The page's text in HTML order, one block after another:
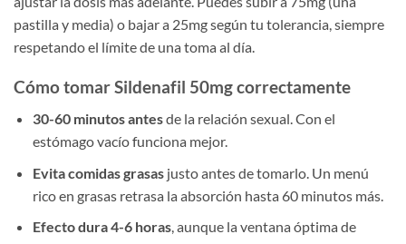
pastilla y media) o bajar a 25mg según tu tolerancia, siempre
respetando el límite de una toma al día.
Cómo tomar Sildenafil 50mg correctamente
30-60 minutos antesde la relación sexual. Con el
estómago vacío funciona mejor.
Evita comidas grasasjusto antes de tomarlo. Un menú
rico en grasas retrasa la absorción hasta 60 minutos más.
Efecto dura 4-6 horas, aunque la ventana óptima de